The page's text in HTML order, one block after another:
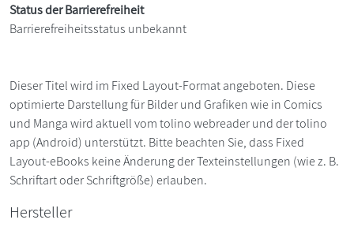
Status der Barrierefreiheit
Barrierefreiheitsstatus unbekannt
Dieser Titel wird im Fixed Layout-Format angeboten. Diese
optimierte Darstellung für Bilder und Grafiken wie in Comics
und Manga wird aktuell vom tolino webreader und der tolino
app (Android) unterstützt. Bitte beachten Sie, dass Fixed
Layout-eBooks keine Änderung der Texteinstellungen (wie z. B.
Schriftart oder Schriftgröße) erlauben.
Hersteller